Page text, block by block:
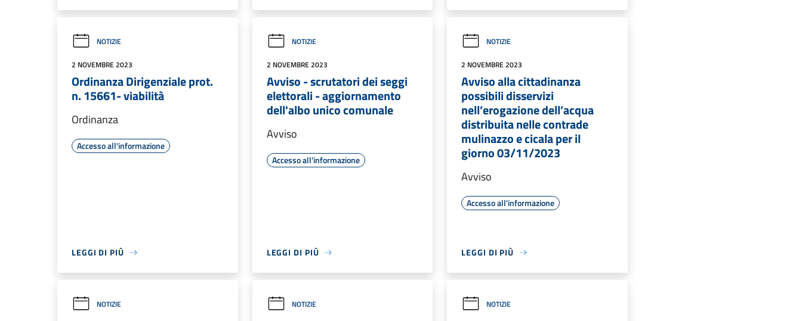
NOTIZIE
2 NOVEMBRE 2023
Ordinanza Dirigenziale prot.
n. 15661- viabilità
Ordinanza
Accesso all'informazione
LEGGI DI PIÙ
NOTIZIE
2 NOVEMBRE 2023
Avviso - scrutatori dei seggi
elettorali - aggiornamento
dell'albo unico comunale
Avviso
Accesso all'informazione
LEGGI DI PIÙ
NOTIZIE
2 NOVEMBRE 2023
Avviso alla cittadinanza
possibili disservizi
nell’erogazione dell’acqua
distribuita nelle contrade
mulinazzo e cicala per il
giorno 03/11/2023
Avviso
Accesso all'informazione
LEGGI DI PIÙ
NOTIZIE NOTIZIE NOTIZIE